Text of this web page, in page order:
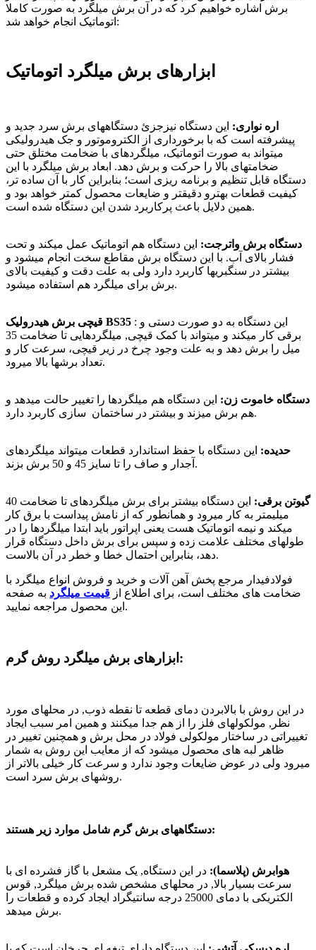
برش اشاره خواهیم کرد که در آن برش میلگرد به صورت کاملا
اتوماتیک انجام خواهد شد:
ابزارهای برش میلگرد اتوماتیک
اره نواری: این دستگاه نیزجزئ دستگاههای برش سرد جدید و
پیشرفته است که با برخورداری از الکتروموتور و جک هیدرولیکی
میتواند به صورت اتوماتیک، میلگردهای با ضخامت مختلق حتی
ضخامتهای بالا را حرکت و برش دهد. ابعاد برش میلگرد با این
دستگاه قابل تنظیم و برنامه ریزی است؛ بنابراین کار با آن ساده تر،
کیفیت قطعات بهترو دقیقتر و ضایعات محصول کمتر خواهد بود و
همین دلایل باعث پرکاربرد شدن این دستگاه شده است.
دستگاه برش واترجت: این دستگاه هم اتوماتیک عمل میکند و تحت
فشار بالای آب. با این دستگاه برش مقاطع سخت انجام میشود و
بیشتر در سنگبریها کاربرد دارد ولی به علت دقت و کیفیت بالای
برش برای میلگرد هم استفاده میشود.
قیچی برش هیدرولیک BS35 : این دستگاه به دو صورت دستی و
برقی کار میکند و میتواند با کمک قیچی, میلگردهایی تا ضخامت 35
میل را برش دهد و به علت وجود چرخ در زیر قیچی، سرعت کار و
تعداد برشها بالا میرود.
دستگاه خاموت زن: این دستگاه هم میلگردها را تغییر حالت میدهد و
هم برش میزند و بیشتر در ساختمان سازی کاربرد دارد.
حدیده: این دستگاه با حفظ استاندارد قطعات میتواند میلگردهای
آجدار و صاف را تا سایز 45 و 50 برش بزند.
گیوتن برقی:
این دستگاه بیشتر برای برش میلگردهای تا ضخامت 40
میلیمتر به کار میرود و همانطور که از نامش پیداست با برق کار
میکند و نیمه اتوماتیک هست یعنی اپراتور باید ابتدا میلگردها را در
طولهای مختلف علامت زده و سپس برای برش داخل دستگاه قرار
دهد، بنابراین احتمال خطا و خطر در آن بالاست.
فولادفیدار مرجع پخش آهن آلات و خرید و فروش انواع میلگرد با
ضخامت های مختلف است، برای اطلاع از قیمت میلگرد به صفحه
این محصول مراجعه نمایید.
ابزارهای برش میلگرد روش گرم:
در این روش با بالابردن دمای قطعه تا نقطه ذوب, در محلهای مورد
نظر, مولکولهای فلز را از هم جدا میکنند و همین امر سبب ایجاد
تغییراتی در ساختار مولکولی فولاد در محل برش و همچنین تغییر در
ظاهر لبه های محصول میشود که از معایب این روش به شمار
میرود ولی در عوض ضایعات وجود ندارد و سرعت کار خیلی بالاتر از
روشهای برش سرد است.
دستگاههای برش گرم شامل موارد زیر هستند:
هوابرش (پلاسما): در این دستگاه, یک مشعل با گاز فشرده ای با
سرعت بسیار بالا, در محلهای مشخص شده برش میلگرد, قوس
الکتریکی با دمای 25000 درجه سانتیگراد ایجاد کرده و قطعات را
برش میدهد.